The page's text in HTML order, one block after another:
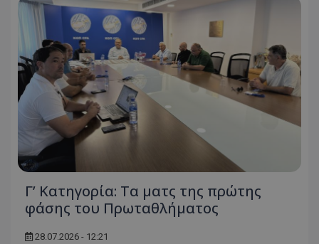
Γ’ Κατηγορία: Τα ματς της πρώτης
φάσης του Πρωταθλήματος
28.07.2026 - 12:21